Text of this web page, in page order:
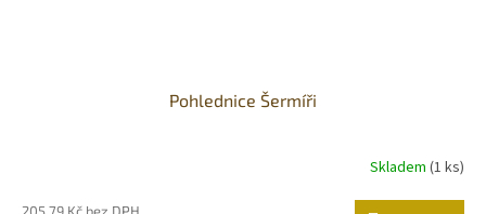
Pohlednice Šermíři
Skladem (1 ks)
205,79 Kč bez DPH